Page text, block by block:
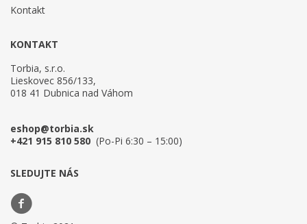
Kontakt
KONTAKT
Torbia, s.r.o.
Lieskovec 856/133,
018 41 Dubnica nad Váhom
eshop@torbia.sk
+421 915 810 580 (Po-Pi 6:30 – 15:00)
SLEDUJTE NÁS